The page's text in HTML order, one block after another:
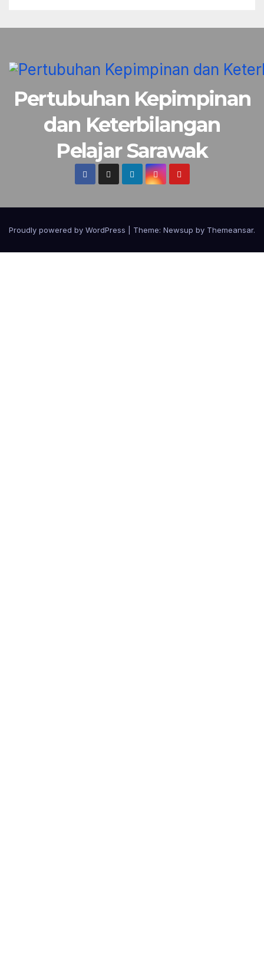
Pertubuhan Kepimpinan
dan Keterbilangan
Pelajar Sarawak
Proudly powered by WordPress Theme: Newsup by Themeansar.